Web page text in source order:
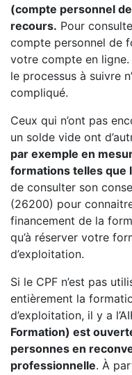
(compte personnel
recours. Pour
compte personnel de
votre compte en ligne.
le processus à suivre
compliqué.
Ceux qui n’ont pas
un solde vide ont
par exemple en
formations telles que
de consulter son
(26200) pour
financement de la
qu’à réserver votre
d’exploitation.
Si le CPF n’est pas
entièrement la
d’exploitation, il y a
Formation) est
personnes en
professionnelle. À